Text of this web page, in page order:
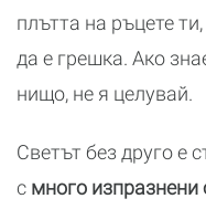
плътта на ръцете
да е грешка. Ако
нищо, не я целувай.
Светът без друго е
с много